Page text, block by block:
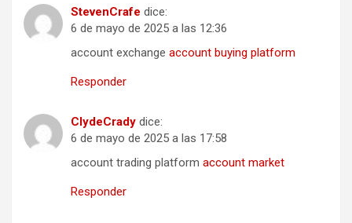
StevenCrafe dice:
6 de mayo de 2025 a las 12:36
account exchange account buying platform
Responder
ClydeCrady dice:
6 de mayo de 2025 a las 17:58
account trading platform account market
Responder